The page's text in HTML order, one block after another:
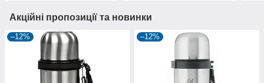
Акційні пропозиції та новинки
–12% –12%